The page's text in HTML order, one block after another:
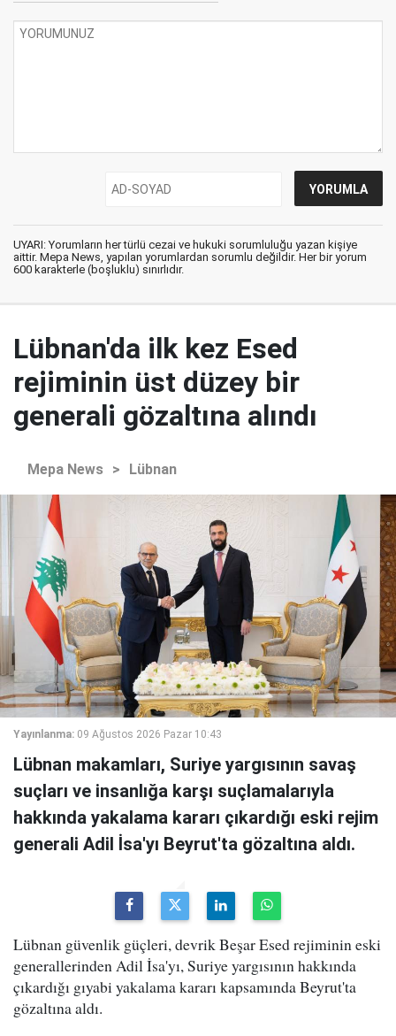
UYARI: Yorumların her türlü cezai ve hukuki sorumluluğu yazan kişiye
aittir. Mepa News, yapılan yorumlardan sorumlu değildir. Her bir yorum
600 karakterle (boşluklu) sınırlıdır.
Lübnan'da ilk kez Esed
rejiminin üst düzey bir
generali gözaltına alındı
Mepa News > Lübnan
Yayınlanma: 09 Ağustos 2026 Pazar 10:43
Lübnan makamları, Suriye yargısının savaş
suçları ve insanlığa karşı suçlamalarıyla
hakkında yakalama kararı çıkardığı eski rejim
generali Adil İsa'yı Beyrut'ta gözaltına aldı.
Lübnan güvenlik güçleri, devrik Beşar Esed rejiminin eski
generallerinden Adil İsa'yı, Suriye yargısının hakkında
çıkardığı gıyabi yakalama kararı kapsamında Beyrut'ta
gözaltına aldı.